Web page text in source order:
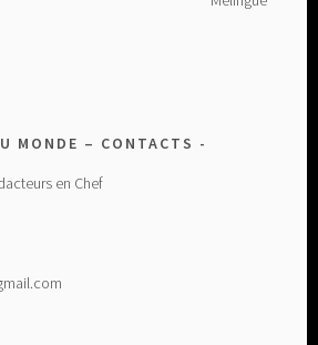
MONDE – CONTACTS
en Chef